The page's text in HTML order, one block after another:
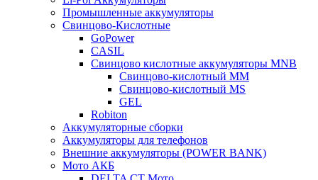
Промышленные аккумуляторы
Свинцово-Кислотные
GoPower
CASIL
Свинцово кислотные аккумуляторы MNB
Cвинцово-кислотный MM
Cвинцово-кислотный MS
GEL
Robiton
Аккумуляторные сборки
Аккумуляторы для телефонов
Внешние аккумуляторы (POWER BANK)
Мото АКБ